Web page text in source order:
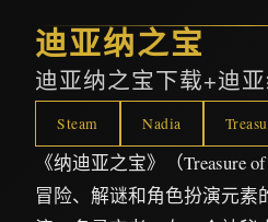
迪亚纳之宝
迪亚纳之宝下载+迪
Steam Nadia
《纳迪亚之宝》（Treasure
冒险、解谜和角色扮演元素